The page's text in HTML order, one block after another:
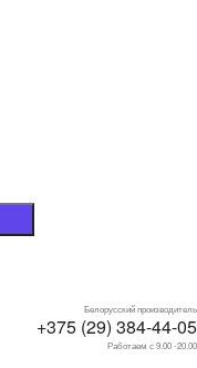
Белорусский производитель
+375 (29) 384-44-05
Работаем с 9.00 -20.00